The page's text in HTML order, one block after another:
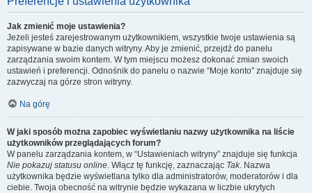
Jak zmienić moje ustawienia?
Jeżeli jesteś zarejestrowanym użytkownikiem, wszystkie twoje ustawienia są
zapisywane w bazie danych witryny. Aby je zmienić, przejdź do panelu
zarządzania swoim kontem. W tym miejscu możesz dokonać zmian swoich
ustawień i preferencji. Odnośnik do panelu o nazwie “Moje konto” znajduje się
zazwyczaj na górze stron witryny.
Na górę
W jaki sposób można zapobiec wyświetlaniu nazwy użytkownika na liście
użytkowników przeglądających forum?
W panelu zarządzania kontem, w “Ustawieniach witryny” znajduje się funkcja
Nie pokazuj statusu online. Włącz tę funkcję, zaznaczając Tak. Nazwa
użytkownika będzie wyświetlana tylko dla administratorów, moderatorów i dla
ciebie. Twoja obecność na witrynie będzie wykazana w liczbie ukrytych